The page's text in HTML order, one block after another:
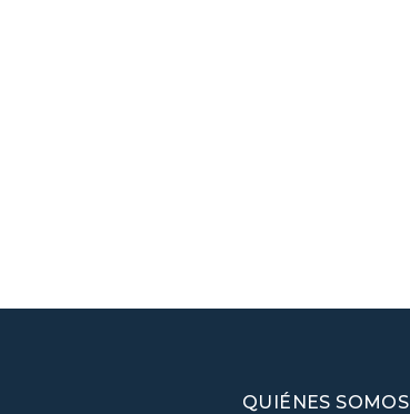
QUIÉNES SOMOS